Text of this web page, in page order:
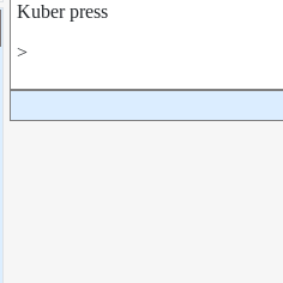
Kuber press
>